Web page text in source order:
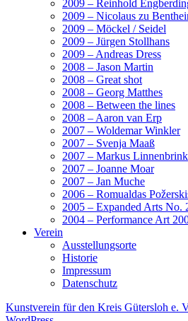
2009 – Reinhold
2009 – Nicolaus zu
2009 – Möckel / Seidel
2009 – Jürgen Stollhans
2009 – Andreas Dress
2008 – Jason Martin
2008 – Great shot
2008 – Georg Matthes
2008 – Between the lines
2008 – Aaron van Erp
2007 – Woldemar Winkler
2007 – Svenja Maaß
2007 – Markus Linnenbrink
2007 – Joanne Moar
2007 – Jan Muche
2006 – Romualdas
2005 – Expanded Arts No.
2004 – Performance Art
Verein
Ausstellungsorte
Historie
Impressum
Datenschutz
Kunstverein für den Kreis Gütersloh e.